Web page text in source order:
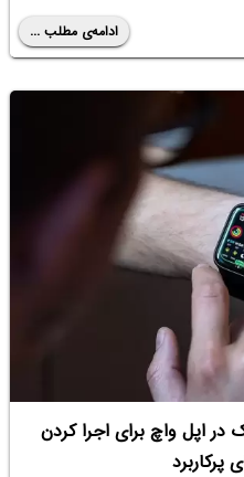
ادامه‌ی مطلب ...
اپل واچ برای اجرا کردن